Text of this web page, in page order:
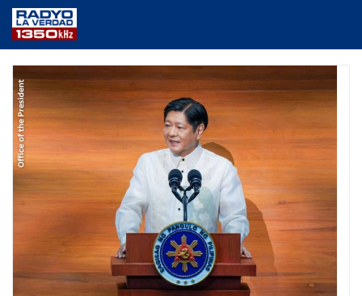
PUBLIC SERVICE
ANNOUNCEMENTS
PROGRAMS
ABOUT
CONTACT US